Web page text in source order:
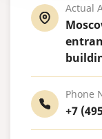
Actual
Phone
+7